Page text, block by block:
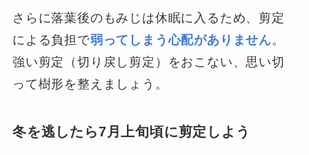
さらに落葉後のもみじは休眠に入るため、剪定
による負担で弱ってしまう心配がありません。
強い剪定（切り戻し剪定）をおこない、思い切
って樹形を整えましょう。
冬を逃したら7月上旬頃に剪定しよう